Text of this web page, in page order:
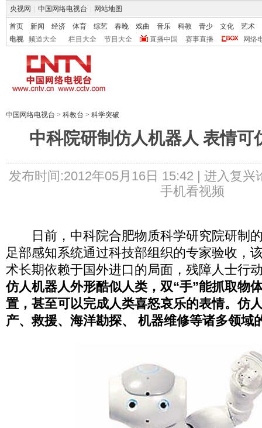
央视网 中国网络电视台 网站地图
首页 新闻 经济 体育 综艺 春晚 戏曲 音乐 科教 青少 文化
艺术
电视
频道大全 栏目大全 节目大全 直播中国 赛事直播 网络
中国网络电视台 > 科教台 > 科学突破
中科院研制仿人机器人 表情可
发布时间:2012年05月16日 15:42 | 进入复兴
手机看视频
日前，中科院合肥物质科学研究院研制
足部感知系统通过科技部组织的专家验收，
术长期依赖于国外进口的局面，残障人士行
仿人机器人外形酷似人类，双“手”能抓取物
置，甚至可以完成人类喜怒哀乐的表情。仿
产、救援、海洋勘探、 机器维修等诸多领域